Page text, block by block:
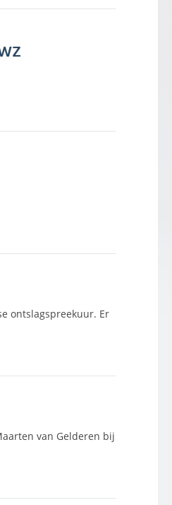
ontslagspreekuur. Er
van Gelderen bij